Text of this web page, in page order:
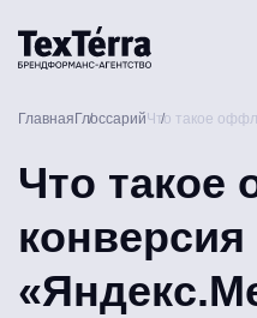
Телефон
8
Главная ГлоссарийЧто такое
Что
конверсия